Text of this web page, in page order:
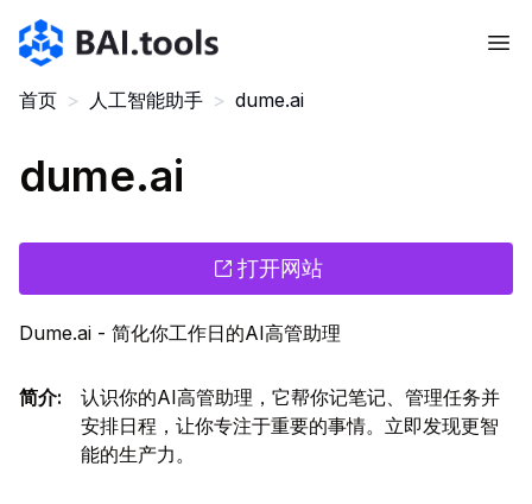
Bai.tools
首页 > 人工智能助手 > dume.ai
dume.ai
打开网站
Dume.ai - 简化你工作日的AI高管助理
简介:
认识你的AI高管助理，它帮你记笔记、管理任务并
安排日程，让你专注于重要的事情。立即发现更智
能的生产力。